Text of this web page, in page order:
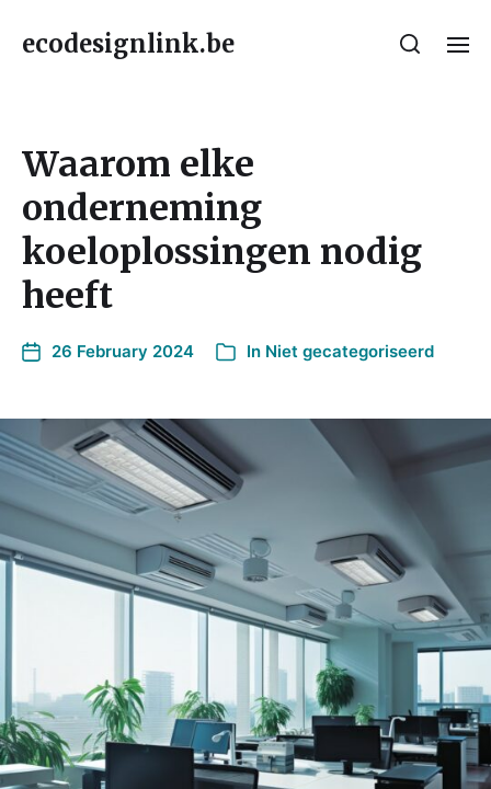
ecodesignlink.be
Waarom elke
onderneming
koeloplossingen nodig
heeft
26 February 2024 In Niet gecategoriseerd